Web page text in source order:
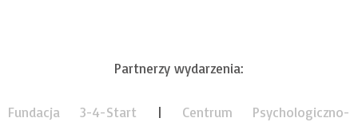
Partnerzy wydarzenia:
Fundacja 3-4-Start | Centrum Psychologiczno-